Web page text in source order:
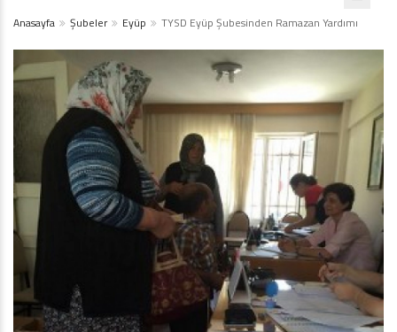
Anasayfa Şubeler Eyüp TYSD Eyüp Şubesinden Ramazan Yardımı